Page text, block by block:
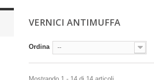
VERNICI ANTIMUFFA
Ordina --